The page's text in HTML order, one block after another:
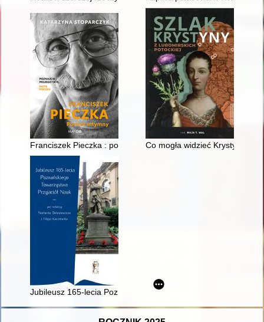
Franciszek Pieczka : portret intymnyCo mogła widzieć Krystyna z
Jubileusz 165-lecia Poznańskiego Towarzystwa Przyjaciół